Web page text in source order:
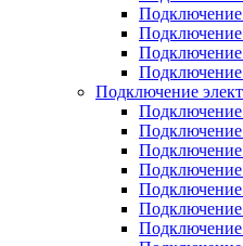
Подключение
Подключение
Подключение
Подключение
Подключение
Подключение
Подключение
Подключение
Подключение
Подключение
Подключение
Подключение